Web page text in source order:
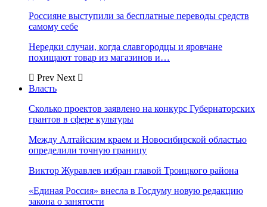
Россияне выступили за бесплатные переводы средств
самому себе
Нередки случаи, когда славгородцы и яровчане
похищают товар из магазинов и…
Prev Next
Власть
Сколько проектов заявлено на конкурс Губернаторских
грантов в сфере культуры
Между Алтайским краем и Новосибирской областью
определили точную границу
Виктор Журавлев избран главой Троицкого района
«Единая Россия» внесла в Госдуму новую редакцию
закона о занятости